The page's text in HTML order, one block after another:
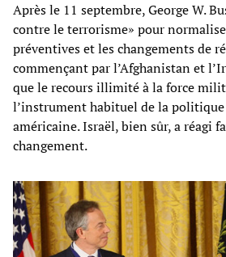
Après le 11 septembre, George W.
contre le terrorisme» pour
préventives et les changements de
commençant par l’Afghanistan et
que le recours illimité à la force
l’instrument habituel de la
américaine. Israël, bien sûr, a réagi
changement.